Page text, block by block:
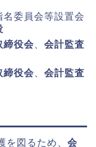
委員会等設置会
締役会
会計監査
締役会
会計監査
を図るため、 会